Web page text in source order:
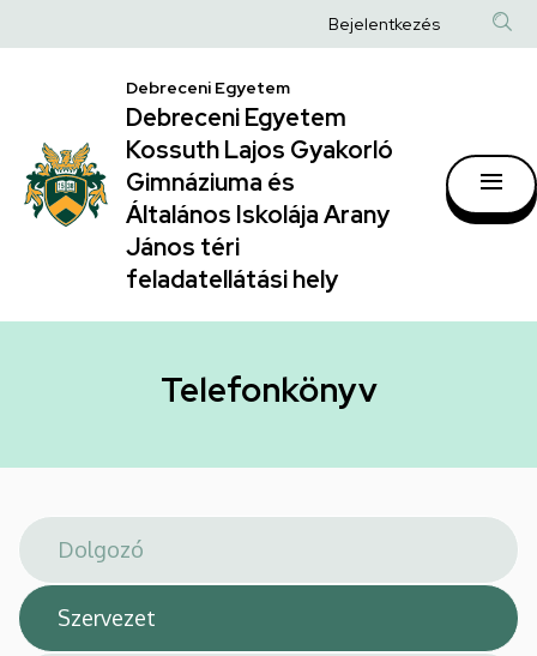
|
Debreceni
Egyetem
Kossuth
Lajos
Gyakorló
Általános
Arany
János
téri
feladatellátási
hely
a
Anonim
fiók
menüje
Bejelentkezés
Debreceni Egyetem
Debreceni Egyetem
Kossuth Lajos Gyakorló
Gimnáziuma és
Általános Iskolája Arany
János téri
feladatellátási hely
Telefonkönyv